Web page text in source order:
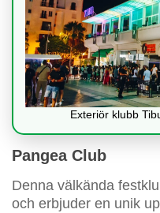
Exteriör klubb
Pangea Club
Denna välkända
och erbjuder en unik